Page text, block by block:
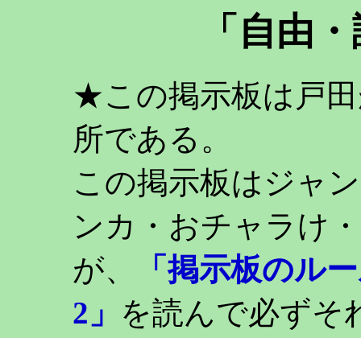
「自由
★この掲示板は戸
所である。
この掲示板はジャ
ンカ・おチャラけ
が、
「掲示板のル
2」 を読んで必ずそ